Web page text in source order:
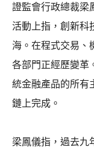
證監會行政總裁梁
活動上指，創新科
海。在程式交易、
各部門正經歷變革
統金融產品的所有
鏈上完成。
梁鳳儀指，過去九